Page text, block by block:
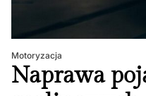
Motoryzacja
Naprawa